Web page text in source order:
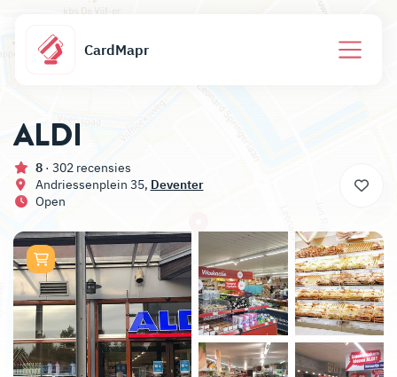
CardMapr
ALDI
8 · 302 recensies
Andriessenplein 35, Deventer
Open